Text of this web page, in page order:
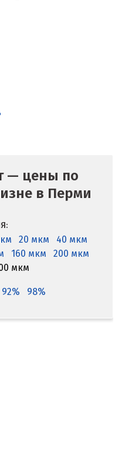
— цены по
в Перми
20 мкм
40 мкм
160 мкм
200 мкм
мкм
92% 98%